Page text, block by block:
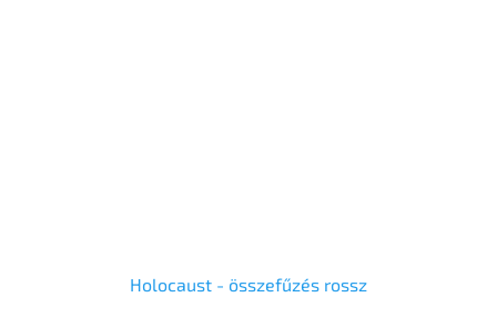
Holocaust - összefűzés rossz